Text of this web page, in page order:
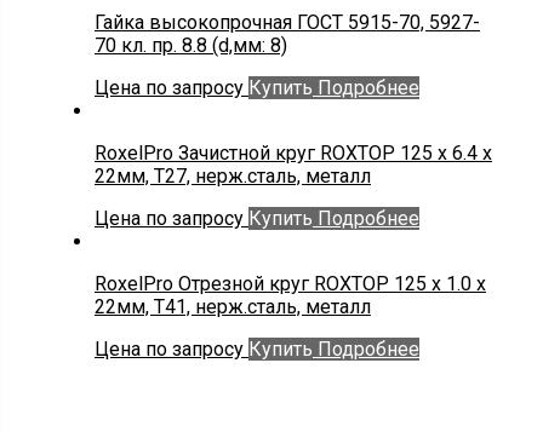
Гайка высокопрочная ГОСТ 5915-70, 5927-
70 кл. пр. 8.8 (d,мм: 8)
Цена по запросу Купить Подробнее
RoxelPro Зачистной круг ROXTOP 125 x 6.4 x
22мм, Т27, нерж.сталь, металл
Цена по запросу Купить Подробнее
RoxelPro Отрезной круг ROXTOP 125 x 1.0 x
22мм, Т41, нерж.сталь, металл
Цена по запросу Купить Подробнее